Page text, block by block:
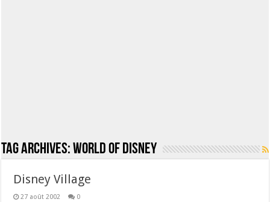
Tag Archives:World of Disney
Disney Village
27 août 2002 0